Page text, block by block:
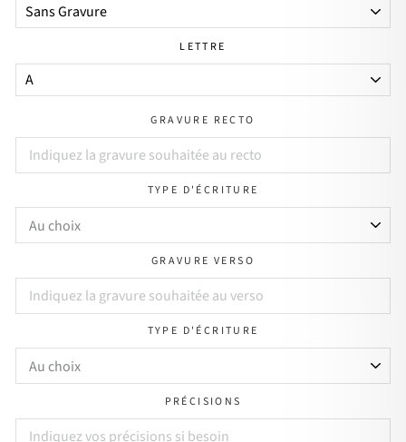
LETTRE
GRAVURE RECTO
TYPE D'ÉCRITURE
GRAVURE VERSO
TYPE D'ÉCRITURE
PRÉCISIONS